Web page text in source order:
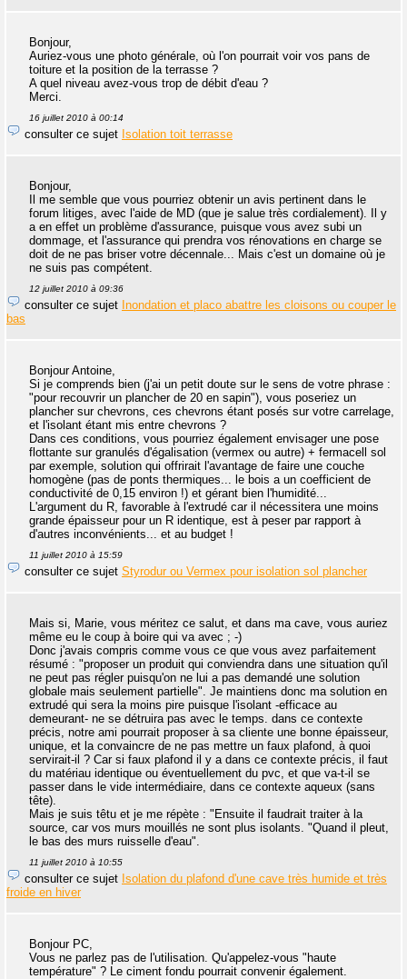
Bonjour,
Auriez-vous une photo générale, où l'on pourrait voir vos pans de
toiture et la position de la terrasse ?
A quel niveau avez-vous trop de débit d'eau ?
Merci.
16 juillet 2010 à 00:14
consulter ce sujet Isolation toit terrasse
Bonjour,
Il me semble que vous pourriez obtenir un avis pertinent dans le
forum litiges, avec l'aide de MD (que je salue très cordialement). Il y
a en effet un problème d'assurance, puisque vous avez subi un
dommage, et l'assurance qui prendra vos rénovations en charge se
doit de ne pas briser votre décennale... Mais c'est un domaine où je
ne suis pas compétent.
12 juillet 2010 à 09:36
consulter ce sujet Inondation et placo abattre les cloisons ou couper le
bas
Bonjour Antoine,
Si je comprends bien (j'ai un petit doute sur le sens de votre phrase :
"pour recouvrir un plancher de 20 en sapin"), vous poseriez un
plancher sur chevrons, ces chevrons étant posés sur votre carrelage,
et l'isolant étant mis entre chevrons ?
Dans ces conditions, vous pourriez également envisager une pose
flottante sur granulés d'égalisation (vermex ou autre) + fermacell sol
par exemple, solution qui offrirait l'avantage de faire une couche
homogène (pas de ponts thermiques... le bois a un coefficient de
conductivité de 0,15 environ !) et gérant bien l'humidité...
L'argument du R, favorable à l'extrudé car il nécessitera une moins
grande épaisseur pour un R identique, est à peser par rapport à
d'autres inconvénients... et au budget !
11 juillet 2010 à 15:59
consulter ce sujet Styrodur ou Vermex pour isolation sol plancher
Mais si, Marie, vous méritez ce salut, et dans ma cave, vous auriez
même eu le coup à boire qui va avec ; -)
Donc j'avais compris comme vous ce que vous avez parfaitement
résumé : "proposer un produit qui conviendra dans une situation qu'il
ne peut pas régler puisqu'on ne lui a pas demandé une solution
globale mais seulement partielle". Je maintiens donc ma solution en
extrudé qui sera la moins pire puisque l'isolant -efficace au
demeurant- ne se détruira pas avec le temps. dans ce contexte
précis, notre ami pourrait proposer à sa cliente une bonne épaisseur,
unique, et la convaincre de ne pas mettre un faux plafond, à quoi
servirait-il ? Car si faux plafond il y a dans ce contexte précis, il faut
du matériau identique ou éventuellement du pvc, et que va-t-il se
passer dans le vide intermédiaire, dans ce contexte aqueux (sans
tête).
Mais je suis têtu et je me répète : "Ensuite il faudrait traiter à la
source, car vos murs mouillés ne sont plus isolants. "Quand il pleut,
le bas des murs ruisselle d'eau".
11 juillet 2010 à 10:55
consulter ce sujet Isolation du plafond d'une cave très humide et très
froide en hiver
Bonjour PC,
Vous ne parlez pas de l'utilisation. Qu'appelez-vous "haute
température" ? Le ciment fondu pourrait convenir également.